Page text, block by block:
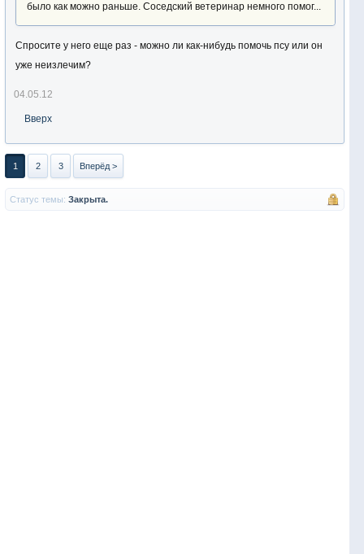
было как можно раньше. Соседский ветеринар немного помог...
Спросите у него еще раз - можно ли как-нибудь помочь псу или он
уже неизлечим?
04.05.12
Вверх
1 2 3 Вперёд >
Статус темы: Закрыта.